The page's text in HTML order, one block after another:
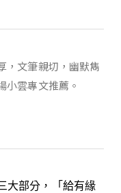
，文筆親切，幽默雋
小雲專文推薦。
大部分，「給有緣